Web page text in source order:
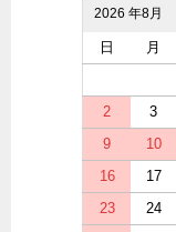
2026 年8月
日 月
2
3
9
10
16
17
23
24